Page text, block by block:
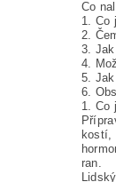
Co
1. Co
2.
3.
4.
5.
6.
1. Co
kostí,
ran.